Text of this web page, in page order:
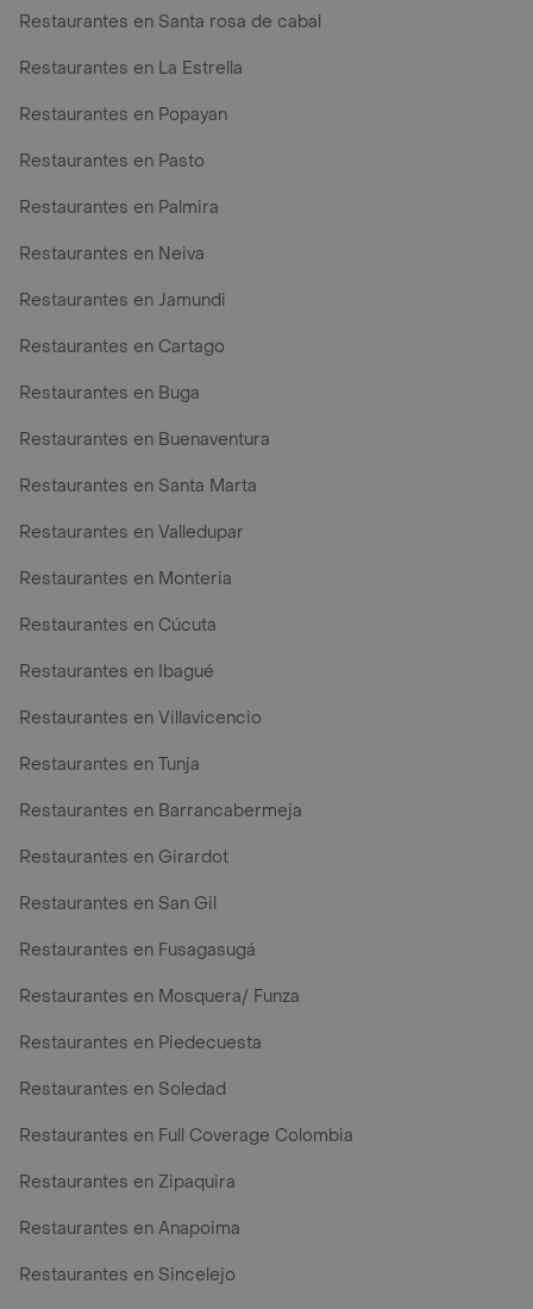
Restaurantes en Santa rosa de cabal
Restaurantes en La Estrella
Restaurantes en Popayan
Restaurantes en Pasto
Restaurantes en Palmira
Restaurantes en Neiva
Restaurantes en Jamundi
Restaurantes en Cartago
Restaurantes en Buga
Restaurantes en Buenaventura
Restaurantes en Santa Marta
Restaurantes en Valledupar
Restaurantes en Monteria
Restaurantes en Cúcuta
Restaurantes en Ibagué
Restaurantes en Villavicencio
Restaurantes en Tunja
Restaurantes en Barrancabermeja
Restaurantes en Girardot
Restaurantes en San Gil
Restaurantes en Fusagasugá
Restaurantes en Mosquera/ Funza
Restaurantes en Piedecuesta
Restaurantes en Soledad
Restaurantes en Full Coverage Colombia
Restaurantes en Zipaquira
Restaurantes en Anapoima
Restaurantes en Sincelejo